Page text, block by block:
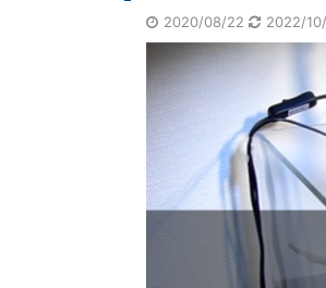
2020/08/22 2022/
2022/10/11
ナヘビ飼育の勘所・給餌と日光浴の工夫で
ナヘビの飼育方法について給餌とバスキング
観点から解説します。エサとして昆虫を与え
場合、サプリメントでカルシウムを補うのが
要です。また、カルシウムが上手く吸収され
ためには暖かくてUVBが照射される場所が必